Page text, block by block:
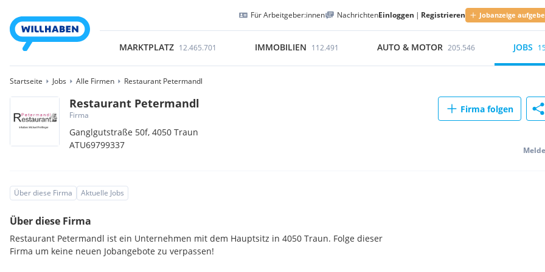
Für Arbeitgeber:innen NachrichtenEinloggen | Registrieren Jobanzeige
MARKTPLATZ 12.465.701 IMMOBILIEN 112.491 AUTO & MOTOR 205.546 JOBS
Startseite Jobs Alle Firmen Restaurant Petermandl
Restaurant Petermandl
Firma
Ganglgutstraße 50f,4050Traun
ATU69799337
Firma folgen
Über diese Firma Aktuelle Jobs
Über diese Firma
Restaurant Petermandl ist ein Unternehmen mit dem Hauptsitz in 4050 Traun. Folge dieser
Firma um keine neuen Jobangebote zu verpassen!